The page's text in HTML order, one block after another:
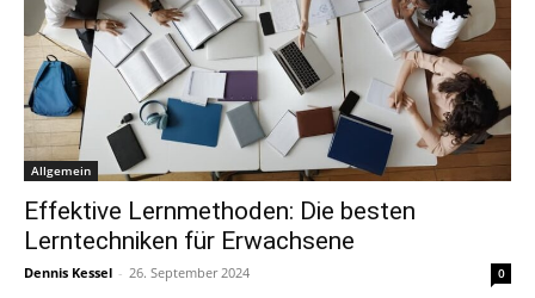
Allgemein
Effektive Lernmethoden: Die besten
Lerntechniken für Erwachsene
Dennis Kessel - 26. September 2024 0